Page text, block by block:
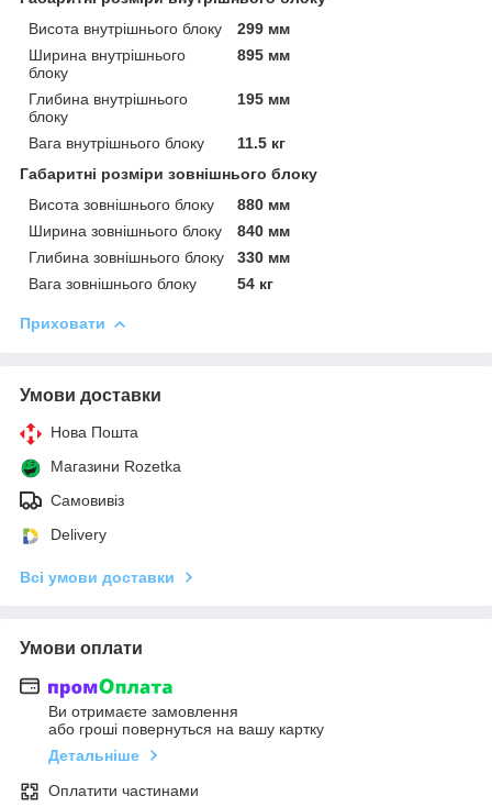
Висота внутрішнього блоку
299 мм
Ширина внутрішнього
блоку
895 мм
Глибина внутрішнього
блоку
195 мм
Вага внутрішнього блоку
11.5 кг
Габаритні розміри зовнішнього блоку
Висота зовнішнього блоку
880 мм
Ширина зовнішнього блоку
840 мм
Глибина зовнішнього блоку
330 мм
Вага зовнішнього блоку
54 кг
Приховати
Умови доставки
Нова Пошта
Магазини Rozetka
Самовивіз
Delivery
Всі умови доставки
Умови оплати
Ви отримаєте замовлення
або гроші повернуться на вашу картку
Детальніше
Оплатити частинами